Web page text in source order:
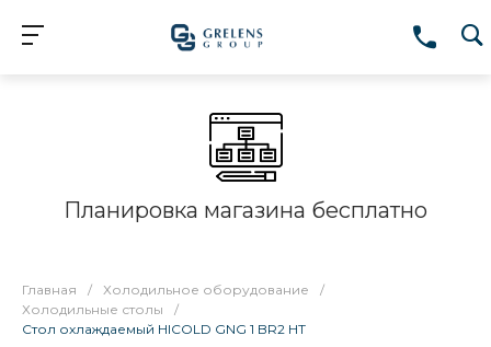
Планировка магазина бесплатно
Главная / Холодильное оборудование
/
Холодильные столы
/
Стол охлаждаемый HICOLD GNG 1 BR2 HT